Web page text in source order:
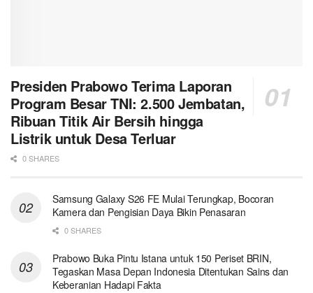
Presiden Prabowo Terima Laporan
Program Besar TNI: 2.500 Jembatan,
Ribuan Titik Air Bersih hingga
Listrik untuk Desa Terluar
0 SHARES
Samsung Galaxy S26 FE Mulai Terungkap, Bocoran
Kamera dan Pengisian Daya Bikin Penasaran
0 SHARES
Prabowo Buka Pintu Istana untuk 150 Periset BRIN,
Tegaskan Masa Depan Indonesia Ditentukan Sains dan
Keberanian Hadapi Fakta